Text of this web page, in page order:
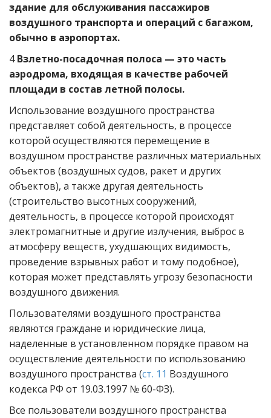
здание для обслуживания пассажиров
воздушного транспорта и операций с багажом,
обычно в аэропортах.
4Взлетно-посадочная полоса — это часть
аэродрома, входящая в качестве рабочей
площади в состав летной полосы.
Использование воздушного пространства
представляет собой деятельность, в процессе
которой осуществляются перемещение в
воздушном пространстве различных материальных
объектов (воздушных судов, ракет и других
объектов), а также другая деятельность
(строительство высотных сооружений,
деятельность, в процессе которой происходят
электромагнитные и другие излучения, выброс в
атмосферу веществ, ухудшающих видимость,
проведение взрывных работ и тому подобное),
которая может представлять угрозу безопасности
воздушного движения.
Пользователями воздушного пространства
являются граждане и юридические лица,
наделенные в установленном порядке правом на
осуществление деятельности по использованию
воздушного пространства (ст. 11 Воздушного
кодекса РФ от 19.03.1997 № 60-ФЗ).
Все пользователи воздушного пространства